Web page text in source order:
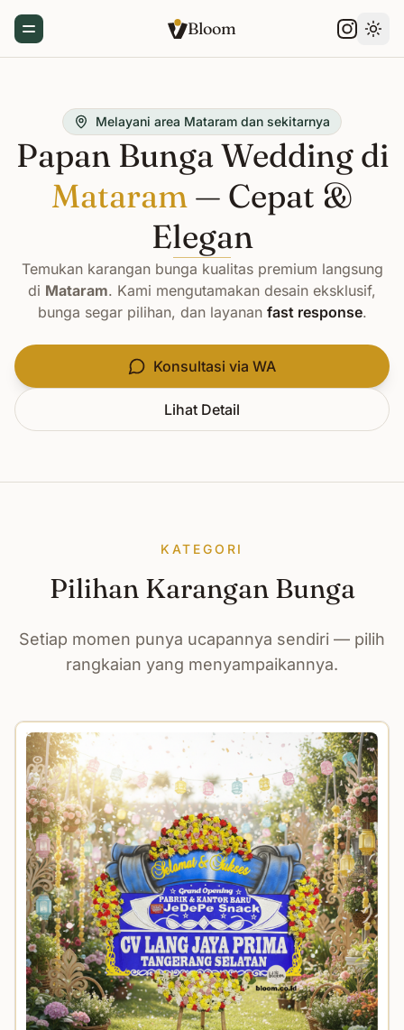
Toggle Menu Bloom
Melayani area Mataram dan sekitarnya
Papan Bunga Wedding di
Mataram — Cepat &
Elegan
Temukan karangan bunga kualitas premium langsung
di Mataram. Kami mengutamakan desain eksklusif,
bunga segar pilihan, dan layanan fast response.
Konsultasi via WA
Lihat Detail
KATEGORI
Pilihan Karangan Bunga
Setiap momen punya ucapannya sendiri — pilih
rangkaian yang menyampaikannya.